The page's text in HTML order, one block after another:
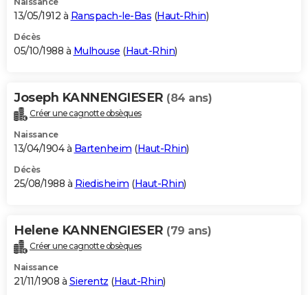
13/05/1912 à Ranspach-le-Bas (Haut-Rhin)
Décès
05/10/1988 à Mulhouse (Haut-Rhin)
Joseph KANNENGIESER (84 ans)
Créer une cagnotte obsèques
Naissance
13/04/1904 à Bartenheim (Haut-Rhin)
Décès
25/08/1988 à Riedisheim (Haut-Rhin)
Helene KANNENGIESER (79 ans)
Créer une cagnotte obsèques
Naissance
21/11/1908 à Sierentz (Haut-Rhin)